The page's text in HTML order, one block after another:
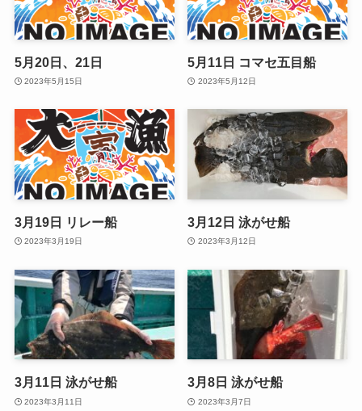
5月20日、21日
2023年5月15日
5月11日 コマセ五目船
2023年5月12日
3月19日 リレー船
2023年3月19日
3月12日 泳がせ船
2023年3月12日
3月11日 泳がせ船
2023年3月11日
3月8日 泳がせ船
2023年3月7日